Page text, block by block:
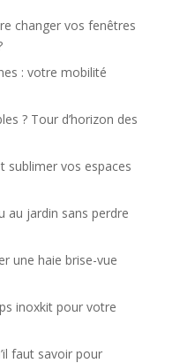
changer vos fenêtres
: votre mobilité
? Tour d’horizon des
sublimer vos espaces
au jardin sans perdre
une haie brise-vue
inoxkit pour votre
faut savoir pour